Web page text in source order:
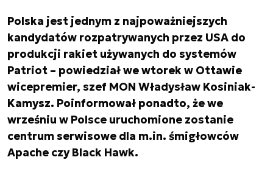
Polska jest jednym z najpoważniejszych
kandydatów rozpatrywanych przez USA do
produkcji rakiet używanych do systemów
Patriot – powiedział we wtorek w Ottawie
wicepremier, szef MON Władysław Kosiniak-
Kamysz. Poinformował ponadto, że we
wrześniu w Polsce uruchomione zostanie
centrum serwisowe dla m.in. śmigłowców
Apache czy Black Hawk.